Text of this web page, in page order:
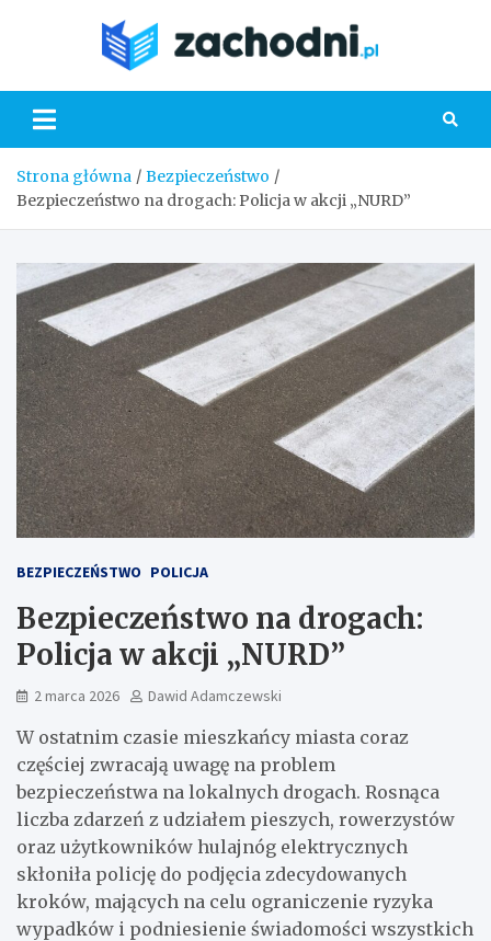
Strona główna
Bezpieczeństwo
Bezpieczeństwo na drogach: Policja w akcji „NURD”
BEZPIECZEŃSTWO POLICJA
Bezpieczeństwo na drogach:
Policja w akcji „NURD”
2 marca 2026 Dawid Adamczewski
W ostatnim czasie mieszkańcy miasta coraz
częściej zwracają uwagę na problem
bezpieczeństwa na lokalnych drogach. Rosnąca
liczba zdarzeń z udziałem pieszych, rowerzystów
oraz użytkowników hulajnóg elektrycznych
skłoniła policję do podjęcia zdecydowanych
kroków, mających na celu ograniczenie ryzyka
wypadków i podniesienie świadomości wszystkich